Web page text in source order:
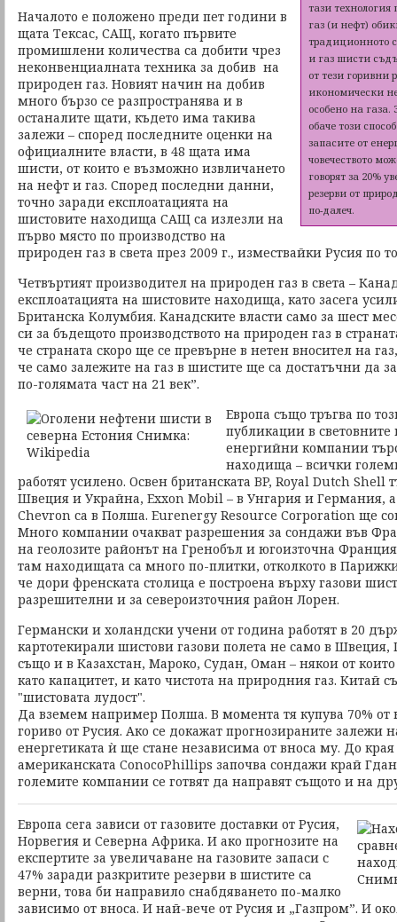
тази
газ (и нефт)
традиционното
и газ шисти
от тези горивни
икономически
особено на
обаче този
запасите от
човечеството
говорят за 20%
резерви от
по-далеч.
Началото е положено преди пет години в
щата Тексас, САЩ, когато първите
промишлени количества са добити чрез
неконвенциалната техника за добив на
природен газ. Новият начин на добив
много бързо се разпространява и в
останалите щати, където има такива
залежи – според последните оценки на
официалните власти, в 48 щата има
шисти, от които е възможно извличането
на нефт и газ. Според последни данни,
точно заради експлоатацията на
шистовите находища САЩ са излезли на
първо място по производство на
природен газ в света през 2009 г., измествайки Русия по
Четвъртият производител на природен газ в света –
експлоатацията на шистовите находища, като засега
Британска Колумбия. Канадските власти само за шест
си за бъдещото производството на природен газ в
че страната скоро ще се превърне в нетен вносител на
че само залежите на газ в шистите ще са достатъчни да
по-голямата част на 21 век”.
Европа също тръгва по
публикации в
енергийни компании
находища – всички
работят усилено. Освен британската BP, Royal Dutch Shell
Швеция и Украйна, Exxon Mobil – в Унгария и Германия,
Chevron са в Полша. Eurenergy Resource Corporation ще
Много компании очакват разрешения за сондажи във
на геолозите районът на Гренобъл и югоизточна
там находищата са много по-плитки, отколкото в
че дори френската столица е построена върху газови
разрешителни и за североизточния район Лорен.
Германски и холандски учени от година работят в 20
картотекирали шистови газови полета не само в
също и в Казахстан, Мароко, Судан, Оман – някои от
като капацитет, и като чистота на природния газ. Китай
"шистовата лудост".
Да вземем например Полша. В момента тя купува 70% от
гориво от Русия. Ако се докажат прогнозираните залежи
енергетиката ѝ ще стане независима от вноса му. До
американската ConocoPhillips започва сондажи край
големите компании се готвят да направят същото и на
Европа сега зависи от газовите доставки от Русия,
Норвегия и Северна Африка. И ако прогнозите на
експертите за увеличаване на газовите запаси с
47% заради разкритите резерви в шистите са
верни, това би направило снабдяването по-малко
зависимо от вноса. И най-вече от Русия и „Газпром”. И